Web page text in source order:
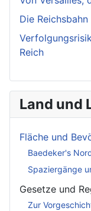
Die
Reich
Land und
Fläche und
Baedeker's
Spaziergänge
Gesetze und
Zur